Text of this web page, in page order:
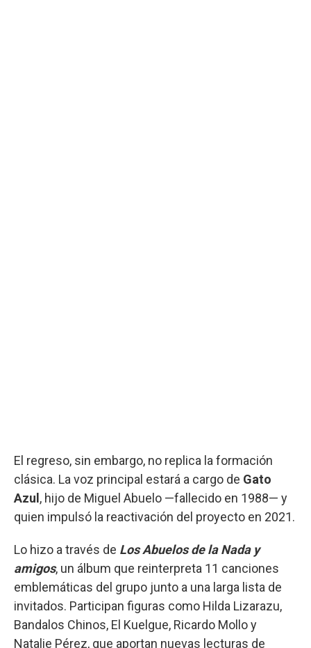
El regreso, sin embargo, no replica la formación
clásica. La voz principal estará a cargo de Gato
Azul , hijo de Miguel Abuelo —fallecido en 1988— y
quien impulsó la reactivación del proyecto en 2021.
Lo hizo a través de Los Abuelos de la Nada y
amigos, un álbum que reinterpreta 11 canciones
emblemáticas del grupo junto a una larga lista de
invitados. Participan figuras como Hilda Lizarazu,
Bandalos Chinos, El Kuelgue, Ricardo Mollo y
Natalie Pérez, que aportan nuevas lecturas de